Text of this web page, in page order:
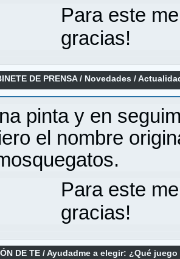
Para este
gracias!
DE PRENSA/ Novedades /
pinta y en
el nombre
Para este
gracias!
DE TE /Ayudadme a elegir: ¿Qué